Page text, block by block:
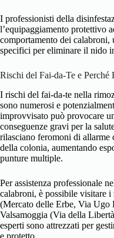
I professionisti della
l’equipaggiamento protettivo
comportamento dei
specifici per eliminare il nido
Rischi del Fai-da-Te e Perché
I rischi del fai-da-te nella
sono numerosi e
improvvisato può provocare
conseguenze gravi per la
rilasciano feromoni di allarme
della colonia, aumentando
punture multiple.
Per assistenza professionale
calabroni, è possibile visitare
(Mercato delle Erbe, Via Ugo
Valsamoggia (Via della
esperti sono attrezzati per
e protetto.